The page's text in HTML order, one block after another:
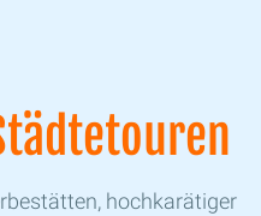
hochkarätiger